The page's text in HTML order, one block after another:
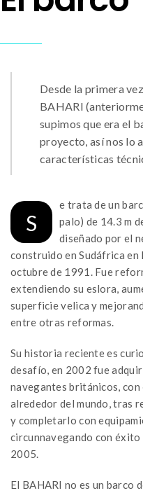
Desde la primera
BAHARI
supimos que era el
proyecto, así nos lo
características
S
e trata de un
palo) de 14.3 m
diseñado por el
construido en Sudáfrica
octubre de 1991. Fue
extendiendo su eslora,
superficie velica y
entre otras reformas.
Su historia reciente es
desafío, en 2002 fue
navegantes británicos,
alrededor del mundo, tras
y completarlo con
circunnavegando con
2005.
El BAHARI no es un barco